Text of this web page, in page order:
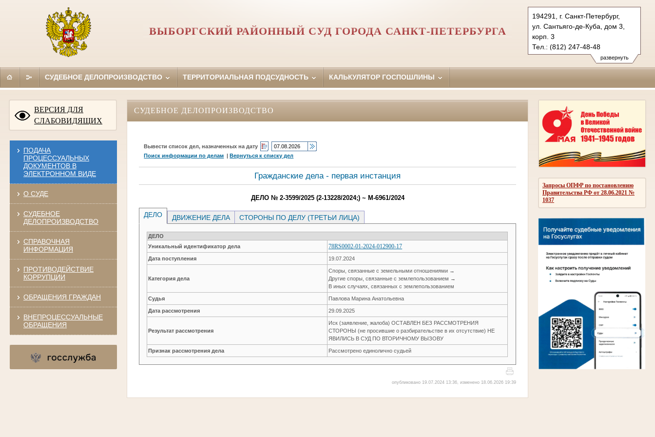
развернуть
194291, г. Санкт-Петербург,
ул. Сантьяго-де-Куба, дом 3,
корп. 3
Тел.: (812) 247-48-48
247-48-03
247-48-04 (приемн.)
ВЫБОРГСКИЙ РАЙОННЫЙ СУД ГОРОДА САНКТ-ПЕТЕРБУРГА
СУДЕБНОЕ ДЕЛОПРОИЗВОДСТВО ТЕРРИТОРИАЛЬНАЯ ПОДСУДНОСТЬ КАЛЬКУЛЯТОР ГОСПОШЛИНЫ
ВЕРСИЯ ДЛЯ
СЛАБОВИДЯЩИХ
ПОДАЧА
ПРОЦЕССУАЛЬНЫХ
ДОКУМЕНТОВ В
ЭЛЕКТРОННОМ ВИДЕ
О СУДЕ
СУДЕБНОЕ
ДЕЛОПРОИЗВОДСТВО
СПРАВОЧНАЯ
ИНФОРМАЦИЯ
ПРОТИВОДЕЙСТВИЕ
КОРРУПЦИИ
ОБРАЩЕНИЯ ГРАЖДАН
ВНЕПРОЦЕССУАЛЬНЫЕ
ОБРАЩЕНИЯ
Запросы ОПФР по постановлению
Правительства РФ от 28.06.2021 №
1037
СУДЕБНОЕ ДЕЛОПРОИЗВОДСТВО
Вывести список дел, назначенных на дату
Поиск информации по делам |Вернуться к списку дел
Гражданские дела - первая инстанция
ДЕЛО № 2-3599/2025 (2-13228/2024;) ~ М-6961/2024
ДЕЛО ДВИЖЕНИЕ ДЕЛА СТОРОНЫ ПО ДЕЛУ (ТРЕТЬИ ЛИЦА)
ДЕЛО
Уникальный идентификатор дела
78RS0002-01-2024-012900-17
Дата поступления 19.07.2024
Категория дела
Споры, связанные с земельными отношениями →
Другие споры, связанные с землепользованием →
В иных случаях, связанных с землепользованием
Судья Павлова Марина Анатольевна
Дата рассмотрения 29.09.2025
Результат рассмотрения
Иск (заявление, жалоба) ОСТАВЛЕН БЕЗ РАССМОТРЕНИЯ
СТОРОНЫ (не просившие о разбирательстве в их отсутствие) НЕ
ЯВИЛИСЬ В СУД ПО ВТОРИЧНОМУ ВЫЗОВУ
Признак рассмотрения дела Рассмотрено единолично судьей
опубликовано 19.07.2024 13:36, изменено 18.06.2026 19:39